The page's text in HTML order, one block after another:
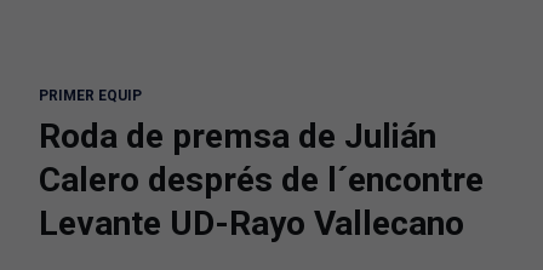
PRIMER EQUIP
Roda de premsa de Julián
Calero després de l´encontre
Levante UD-Rayo Vallecano